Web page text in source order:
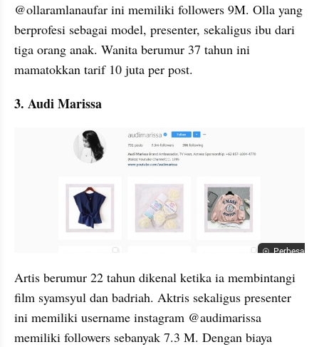
@ollaramlanaufar ini memiliki followers 9M. Olla yang
berprofesi sebagai model, presenter, sekaligus ibu dari
tiga orang anak. Wanita berumur 37 tahun ini
mamatokkan tarif 10 juta per post.
3. Audi Marissa
Perbesar
Artis berumur 22 tahun dikenal ketika ia membintangi
film syamsyul dan badriah. Aktris sekaligus presenter
ini memiliki username instagram @audimarissa
memiliki followers sebanyak 7.3 M. Dengan biaya